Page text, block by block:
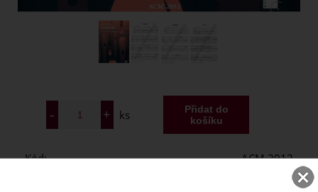
ks
Kód:
ACM 2012
Acanthus-music